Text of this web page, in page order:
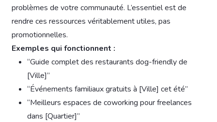
problèmes de votre communauté. L’essentiel est de
rendre ces ressources véritablement utiles, pas
promotionnelles.
Exemples qui fonctionnent :
“Guide complet des restaurants dog-friendly de
[Ville]”
“Événements familiaux gratuits à [Ville] cet été”
“Meilleurs espaces de coworking pour freelances
dans [Quartier]”